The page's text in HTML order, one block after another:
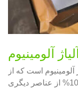
آلومینیوم است که از
90-94% آلومینیوم, با باقی مانده 6-10% از عناصر دیگری